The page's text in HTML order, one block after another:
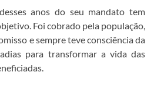
anos do seu mandato tem
Foi cobrado pela população,
e sempre teve consciência da
para transformar a vida das